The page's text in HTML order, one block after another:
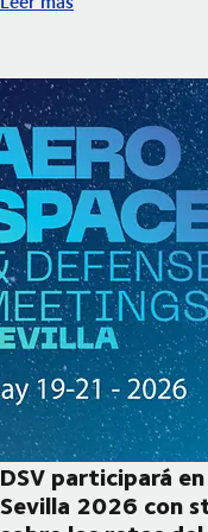
DSV participará
Sevilla 2026 con